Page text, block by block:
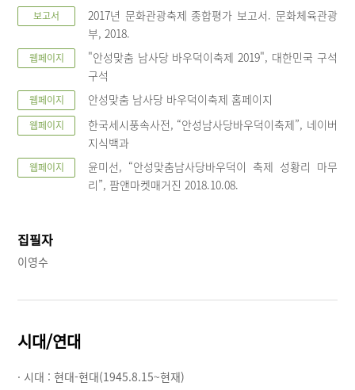
보고서
2017년 문화관광축제 종합평가 보고서. 문화체육관광
부, 2018.
웹페이지
"안성맞춤 남사당 바우덕이축제 2019", 대한민국 구석
구석
웹페이지 안성맞춤 남사당 바우덕이축제 홈페이지
웹페이지
한국세시풍속사전, “안성남사당바우덕이축제”, 네이버
지식백과
웹페이지
윤미선, “안성맞춤남사당바우덕이 축제 성황리 마무
리”, 팜앤마켓매거진 2018.10.08.
집필자
이영수
시대/연대
· 시대 :현대-현대(1945.8.15~현재)